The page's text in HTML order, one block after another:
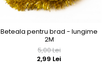
Beteala pentru brad - lungime
2M
5,00 Lei
2,99 Lei